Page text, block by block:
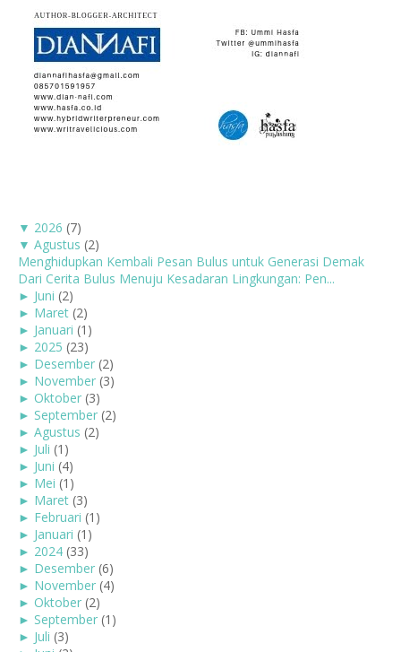
▼ 2026 (7)
▼ Agustus (2)
Menghidupkan Kembali Pesan Bulus untuk Generasi Demak
Dari Cerita Bulus Menuju Kesadaran Lingkungan: Pen...
► Juni (2)
► Maret (2)
► Januari (1)
► 2025 (23)
► Desember (2)
► November (3)
► Oktober (3)
► September (2)
► Agustus (2)
► Juli (1)
► Juni (4)
► Mei (1)
► Maret (3)
► Februari (1)
► Januari (1)
► 2024 (33)
► Desember (6)
► November (4)
► Oktober (2)
► September (1)
► Juli (3)